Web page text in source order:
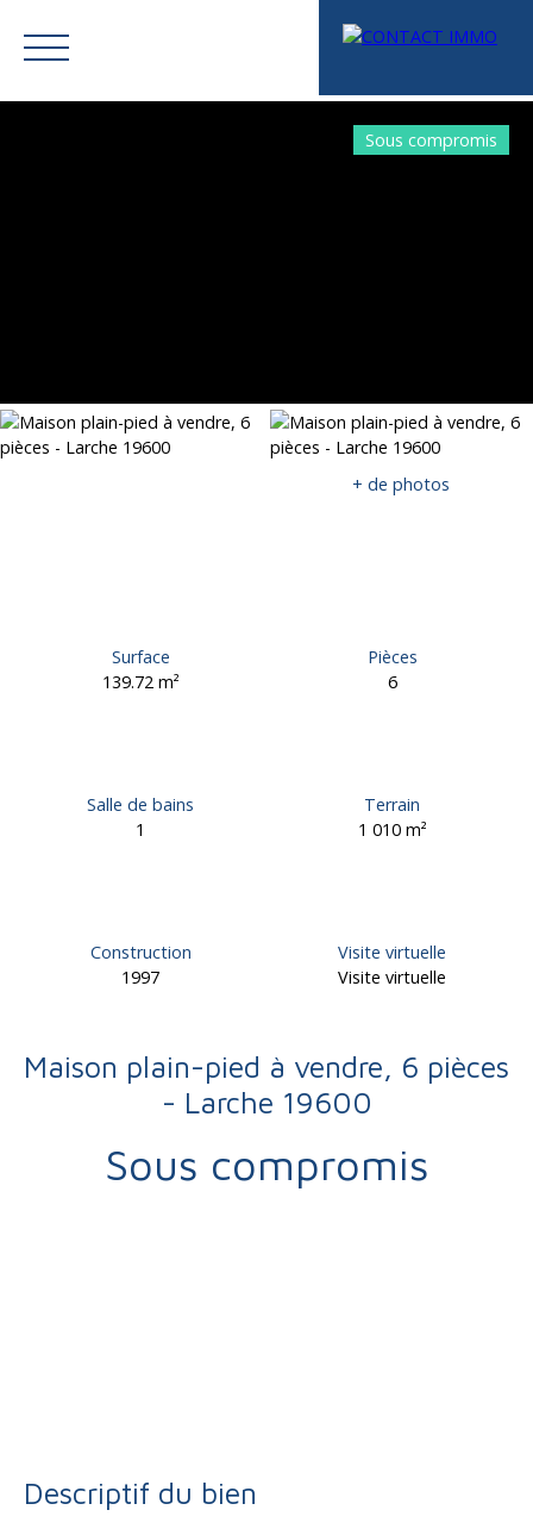
Mes favoris Espace vendeur Estimation
Sous compromis
+ de photos
Surface
139.72 m²
Pièces
6
Salle de bains
1
Terrain
1 010 m²
Construction
1997
Visite virtuelle
Visite virtuelle
Maison plain-pied à vendre, 6 pièces
- Larche 19600
Sous compromis
Descriptif du bien